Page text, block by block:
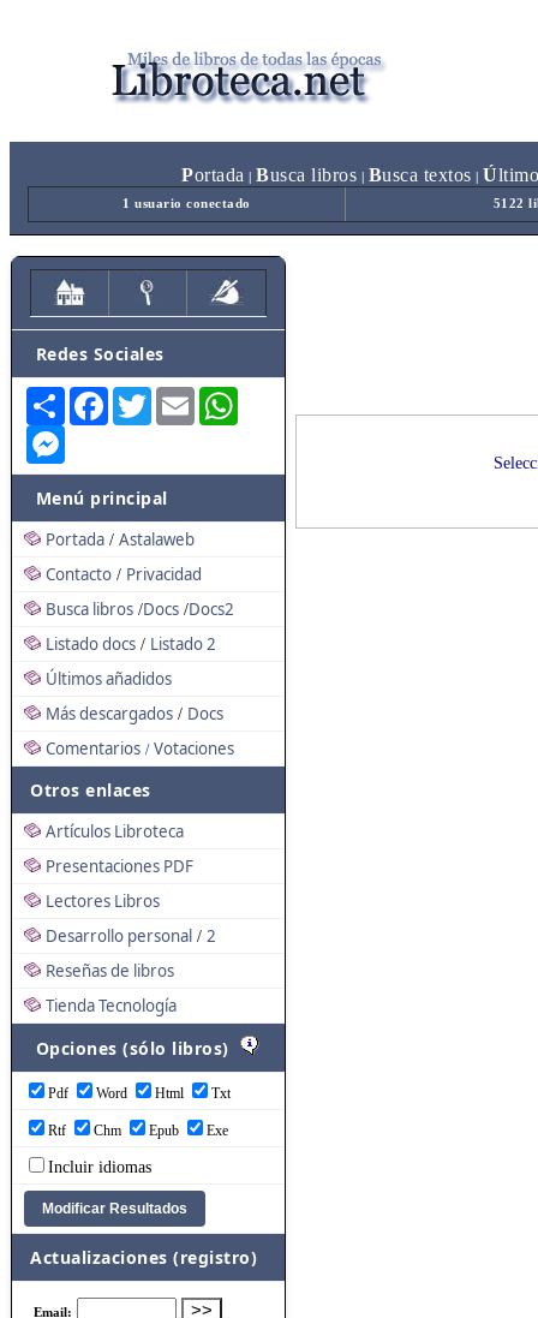
Portada Busca libros Busca textos Ú
1 usuario conectado 5122
Redes Sociales
Share FacebookTwitterEmail
Menú principal
Portada / Astalaweb
Contacto / Privacidad
Busca libros /Docs /Docs2
Listado docs / Listado 2
Últimos añadidos
Más descargados / Docs
Comentarios / Votaciones
Otros enlaces
Artículos Libroteca
Presentaciones PDF
Lectores Libros
Desarrollo personal / 2
Reseñas de libros
Tienda Tecnología
Opciones (sólo libros)
Pdf Word Html Txt
Rtf Chm Epub Exe
Incluir idiomas
Actualizaciones (registro)